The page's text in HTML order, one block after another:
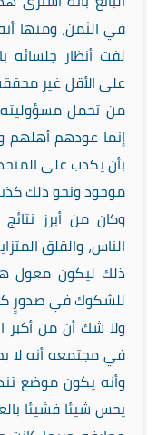
في الثمن، ومنها
لفت أنظار جلسائه
على الأقل غير
من تحمل
إنما عودهم أهلهم
بأن يكذب على
موجود ونحو ذلك
وكان من أبرز
الناس، والقلق
ذلك ليكون معول
للشكوك في صدورٍ
ولا شك أن من أكبر
في مجتمعه أنه لا
وأنه يكون موضع
يحس شيئا فشيئا